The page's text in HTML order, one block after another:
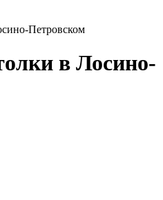
Петровском
в Лосино-